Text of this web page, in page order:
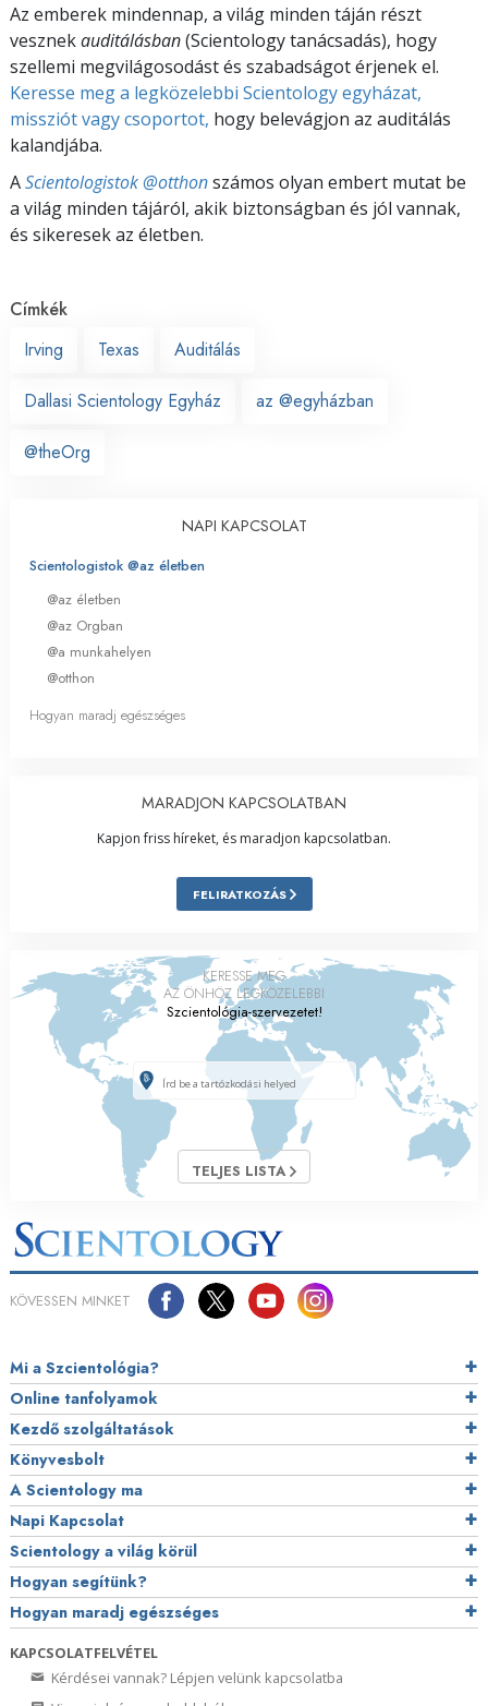
Az emberek mindennap, a világ minden táján részt
vesznekauditálásban(Scientology tanácsadás), hogy
szellemi megvilágosodást és szabadságot érjenek el.
Keresse meg a legközelebbi Scientology egyházat,
missziót vagy csoportot, hogy belevágjon az auditálás
kalandjába.
AScientologistok @otthonszámos olyan embert mutat be
a világ minden tájáról, akik biztonságban és jól vannak,
és sikeresek az életben.
Címkék
Irving
Texas Auditálás
Dallasi Scientology Egyház az @egyházban
@theOrg
NAPI KAPCSOLAT
Scientologistok @az életben
@az életben
@az Orgban
@a munkahelyen
@otthon
Hogyan maradj egészséges
MARADJON KAPCSOLATBAN
Kapjon friss híreket, és maradjon kapcsolatban.
FELIRATKOZÁS
KERESSE MEG
AZ ÖNHÖZ LEGKÖZELEBBI
Szcientológia-szervezetet!
TELJES LISTA
KÖVESSEN MINKET
Mi a Szcientológia?
Online tanfolyamok
Kezdő szolgáltatások
Könyvesbolt
A Scientology ma
Napi Kapcsolat
Scientology a világ körül
Hogyan segítünk?
Hogyan maradj egészséges
KAPCSOLATFELVÉTEL
Kérdései vannak? Lépjen velünk kapcsolatba